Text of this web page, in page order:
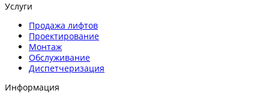
Услуги
Продажа лифтов
Проектирование
Монтаж
Обслуживание
Диспетчеризация
Информация